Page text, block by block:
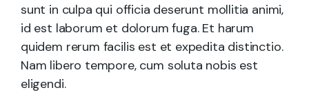
sunt in culpa qui officia deserunt mollitia animi,
id est laborum et dolorum fuga. Et harum
quidem rerum facilis est et expedita distinctio.
Nam libero tempore, cum soluta nobis est
eligendi.